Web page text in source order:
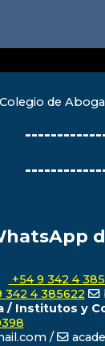
de
+54 9 342 4
342 4 385622
/ Institutos y
/